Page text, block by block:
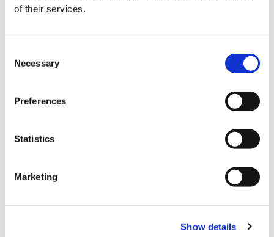
of their services.
Necessary
Preferences
Statistics
Marketing
Show details
結算
Master信用卡
銀聯卡
美國運通卡
各種信用卡